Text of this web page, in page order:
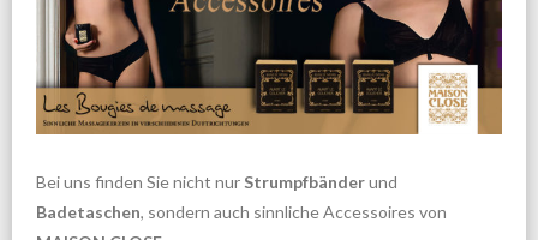
Bei uns finden Sie nicht nur Strumpfbänderund
Badetaschen, sondern auch sinnliche Accessoires von